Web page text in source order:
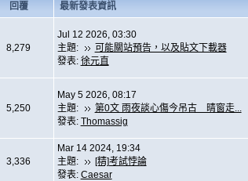
回覆 最新發表資訊
8,279
Jul 12 2026, 03:30
主題:
可能關站預告，以及貼文下載器
發表: 徐元直
5,250
May 5 2026, 08:17
主題:
第0文 雨夜談心傷今吊古 晴窗走...
發表: Thomassig
3,336
Mar 14 2024, 19:34
主題:
[精]考試悖論
發表: Caesar